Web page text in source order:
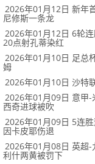
2026年01月12日 新年
尼修斯一条龙
2026年01月12日 6轮
20点射孔蒂染红
2026年01月10日 足总
姆
2026年01月10日 沙特
2026年01月09日 意甲-
西奇进球被吹
2026年01月09日 5连
因卡皮耶伤退
2026年01月08日 英超
利什两黄被罚下